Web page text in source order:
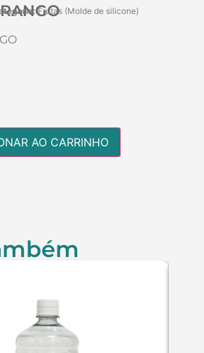
Frutas (Molde de silicone)
AO CARRINHO